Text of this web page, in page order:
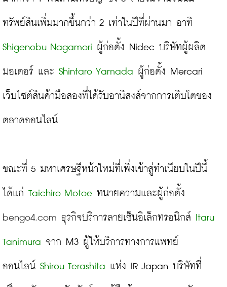
ทรัพย์สินเพิ่มมากขึ้นกว่า 2 เท่าในปีที่ผ่านมา อาทิ
Shigenobu Nagamori ผู้ก่อตั้ง Nidec บริษัทผู้ผลิต
มอเตอร์ และ Shintaro Yamada ผู้ก่อตั้ง Mercari
เว็บไซต์สินค้ามือสองที่ได้รับอานิสงส์จากการเติบโตของ
ตลาดออนไลน์
ขณะที่ 5 มหาเศรษฐีหน้าใหม่ที่เพิ่งเข้าสู่ทำเนียบในปีนี้
ได้แก่ Taichiro Motoe
bengo4.com ธุรกิจบริการลายเซ็นอิเล็กทรอนิกส์ Itaru
Tanimura จาก M3 ผู้ให้บริการทางการแพทย์
ออนไลน์ Shirou Terashita แห่ง IR Japan บริษัทที่